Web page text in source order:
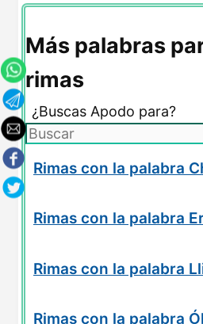
Más palabras
rimas
¿Buscas Apodo para?
Rimas con la palabra
Rimas con la palabra
Rimas con la palabra
Rimas con la palabra